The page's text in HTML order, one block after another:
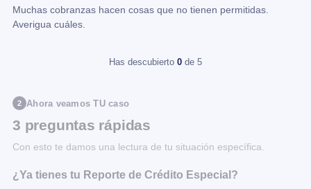
Muchas cobranzas hacen cosas que no tienen permitidas.
Averigua cuáles.
Has descubierto 0 de 5
2 Ahora veamos TU caso
3 preguntas rápidas
Con esto te damos una lectura de tu situación específica.
¿Ya tienes tu Reporte de Crédito Especial?